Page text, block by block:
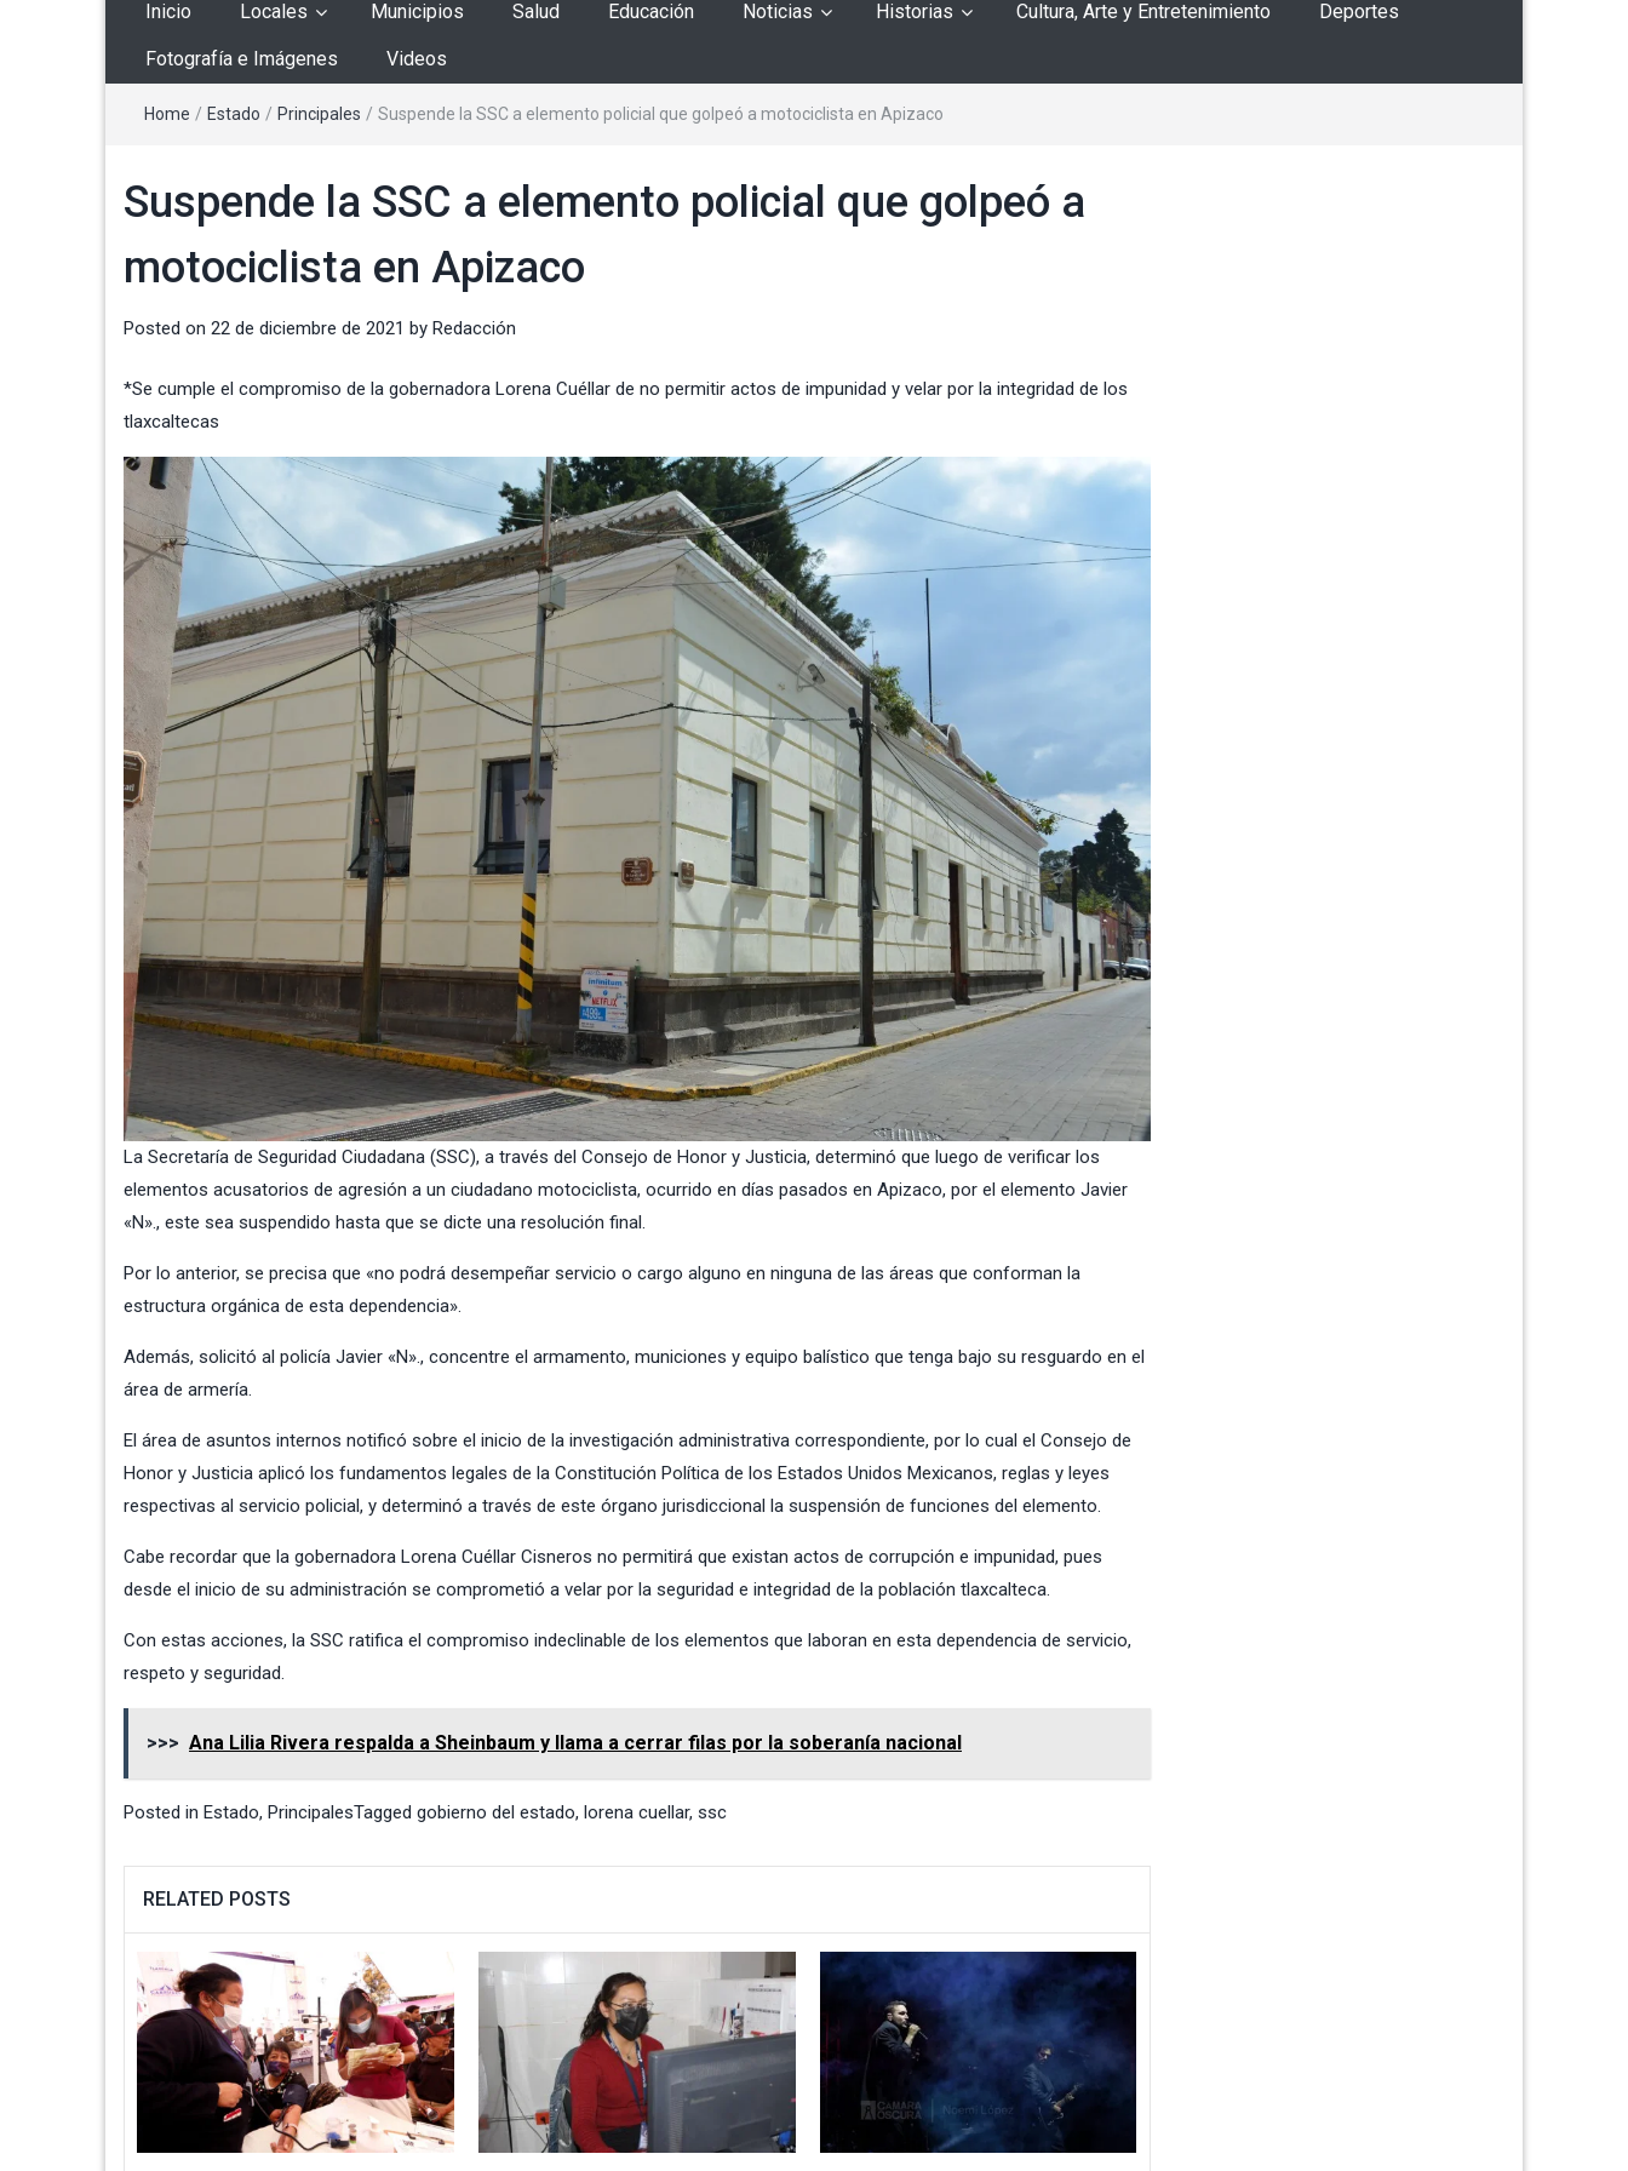
Inicio Locales Municipios Salud Educación Noticias Historias Cultura, Arte y Entretenimiento Deportes
Fotografía e Imágenes Videos
Home / Estado / Principales / Suspende la SSC a elemento policial que golpeó a motociclista en Apizaco
Suspende la SSC a elemento policial que golpeó a
motociclista en Apizaco
Posted on 22 de diciembre de 2021 by Redacción
*Se cumple el compromiso de la gobernadora Lorena Cuéllar de no permitir actos de impunidad y velar por la integridad de los
tlaxcaltecas
La Secretaría de Seguridad Ciudadana (SSC), a través del Consejo de Honor y Justicia, determinó que luego de verificar los
elementos acusatorios de agresión a un ciudadano motociclista, ocurrido en días pasados en Apizaco, por el elemento Javier
«N»., este sea suspendido hasta que se dicte una resolución final.
Por lo anterior, se precisa que «no podrá desempeñar servicio o cargo alguno en ninguna de las áreas que conforman la
estructura orgánica de esta dependencia».
Además, solicitó al policía Javier «N»., concentre el armamento, municiones y equipo balístico que tenga bajo su resguardo en el
área de armería.
El área de asuntos internos notificó sobre el inicio de la investigación administrativa correspondiente, por lo cual el Consejo de
Honor y Justicia aplicó los fundamentos legales de la Constitución Política de los Estados Unidos Mexicanos, reglas y leyes
respectivas al servicio policial, y determinó a través de este órgano jurisdiccional la suspensión de funciones del elemento.
Cabe recordar que la gobernadora Lorena Cuéllar Cisneros no permitirá que existan actos de corrupción e impunidad, pues
desde el inicio de su administración se comprometió a velar por la seguridad e integridad de la población tlaxcalteca.
Con estas acciones, la SSC ratifica el compromiso indeclinable de los elementos que laboran en esta dependencia de servicio,
respeto y seguridad.
>>> Ana Lilia Rivera respalda a Sheinbaum y llama a cerrar filas por la soberanía nacional
Posted in Estado, PrincipalesTagged gobierno del estado, lorena cuellar, ssc
RELATED POSTS